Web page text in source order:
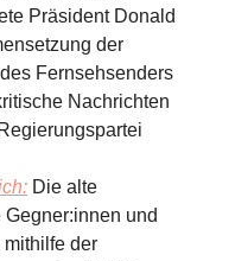
Präsident Donald
der
Fernsehsenders
Nachrichten
Die alte
und
der